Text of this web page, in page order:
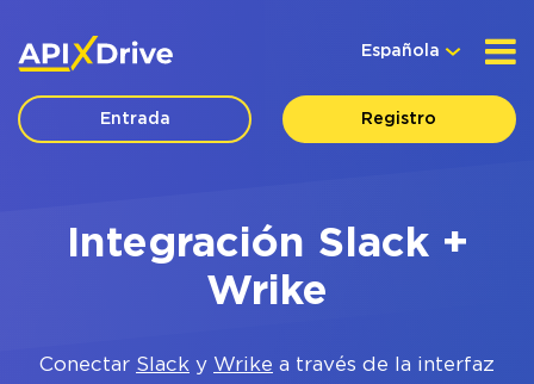
Española
Entrada Registro
Integración Slack +
Wrike
Conectar Slack y Wrike a través de la interfaz